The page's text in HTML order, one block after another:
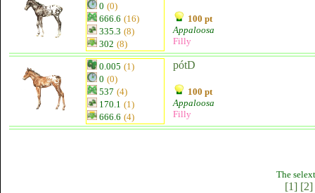
0 (0)
666.6 (16)
335.3 (8)
302 (8)
100 pt
Appaloosa
Filly
0.005 (1)
0 (0)
537 (4)
170.1 (1)
666.6 (4)
pótD
100 pt
Appaloosa
Filly
The
[1] [2]